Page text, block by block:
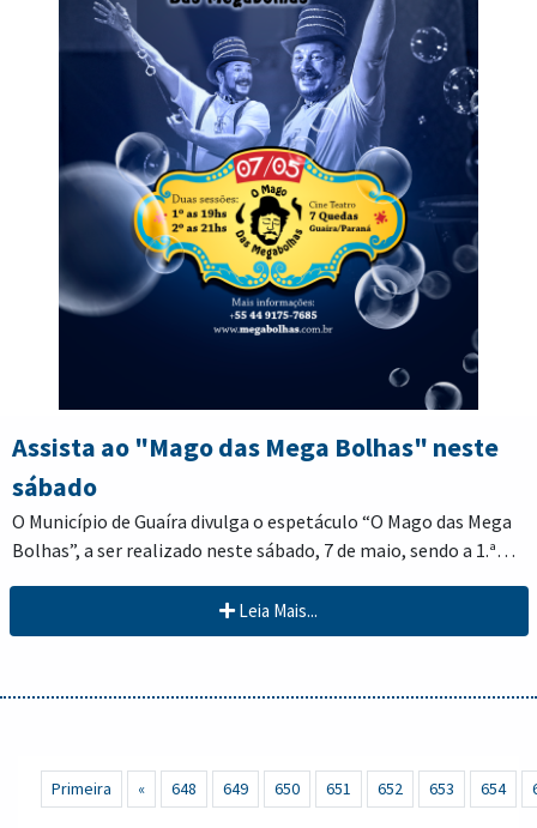
Assista ao "Mago das Mega Bolhas" neste
sábado
O Município de Guaíra divulga o espetáculo “O Mago das Mega
Bolhas”, a ser realizado neste sábado, 7 de maio, sendo a 1.ª
Para mais informações ou para adquirir seu ingresso, entre em
contato com o número (44) 99175–7685.
Leia Mais...
Primeira « 648 649 650 651 652 653 654